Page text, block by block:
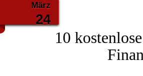
März
24
10